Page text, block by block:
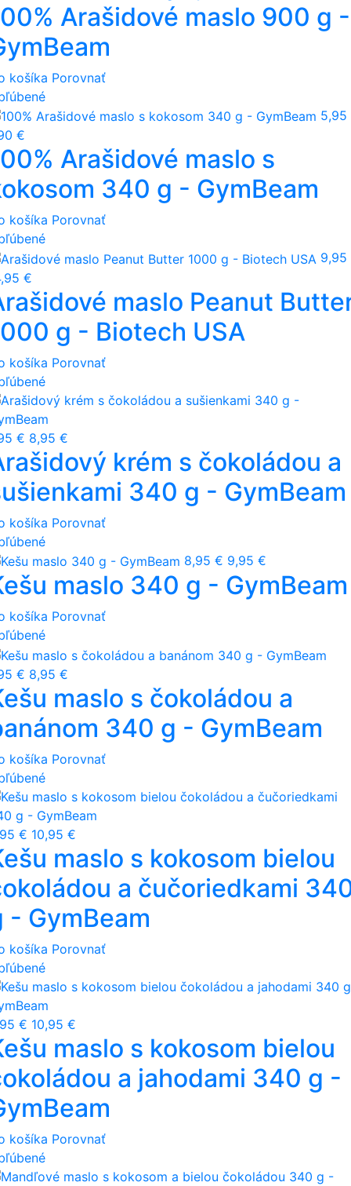
Arašidové maslo 900 g -
košíka Porovnať
5,95
€
Arašidové maslo s
340 g - GymBeam
košíka Porovnať
9,95
€
maslo Peanut
g - Biotech USA
košíka Porovnať
€ 8,95 €
krém s čokoládou a
340 g - GymBeam
košíka Porovnať
8,95 € 9,95 €
maslo 340 g - GymBeam
košíka Porovnať
€ 8,95 €
maslo s čokoládou a
340 g - GymBeam
košíka Porovnať
€ 10,95 €
maslo s kokosom bielou
a čučoriedkami
- GymBeam
košíka Porovnať
€ 10,95 €
maslo s kokosom bielou
a jahodami 340 g -
košíka Porovnať